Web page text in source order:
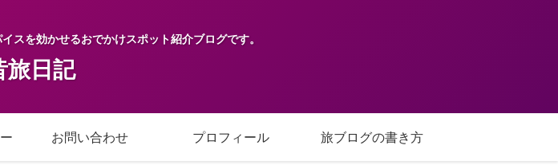
スを効かせるおでかけスポット紹介ブログです。
旅日記
お問い合わせ プロフィール 旅ブログの書き方